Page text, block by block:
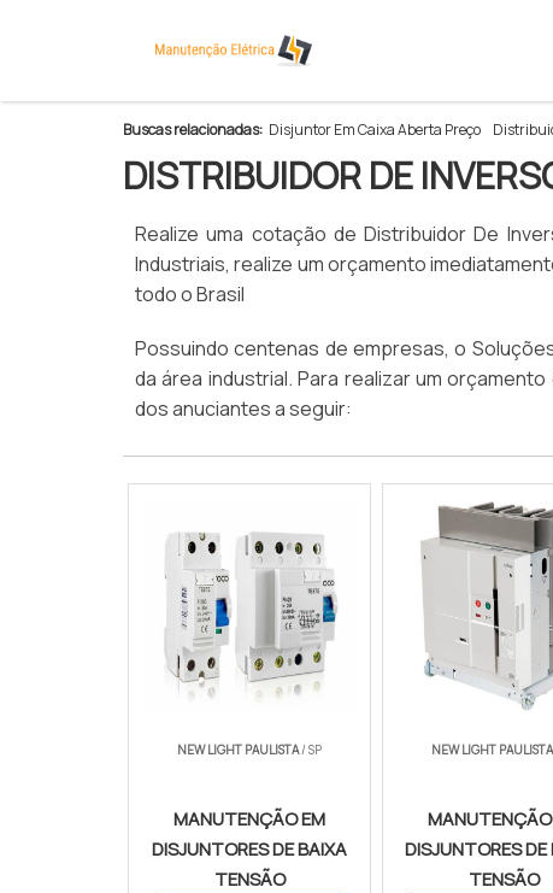
Buscas relacionadas: Disjuntor Em Caixa Aberta Preço
DISTRIBUIDOR DE
Realize uma cotação de Distribuidor De
Industriais, realize um orçamento
todo o Brasil
Possuindo centenas de empresas, o
da área industrial. Para realizar um
dos anuciantes a seguir:
NEW LIGHT PAULISTA/ SP
MANUTENÇÃO EM
DISJUNTORES DE BAIXA
TENSÃO
NEW LIGHT PAULISTA
DISJUNTORES DE
TENSÃO